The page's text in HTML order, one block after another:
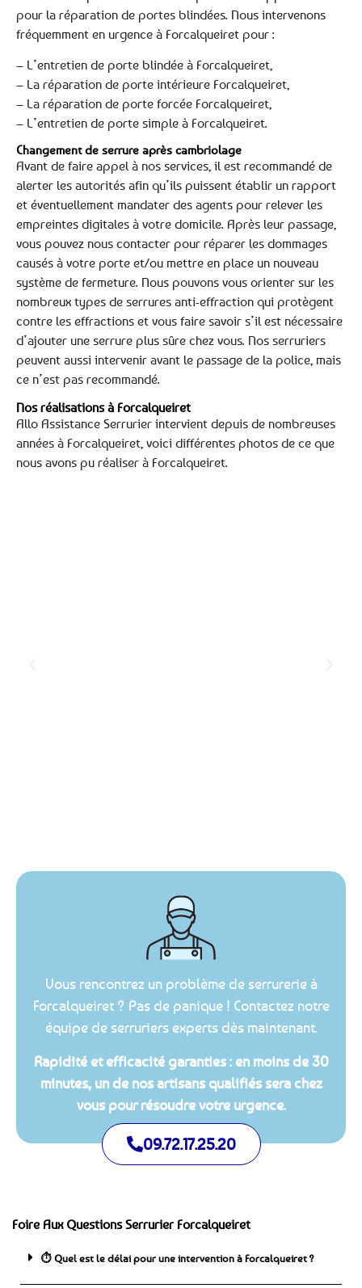
pour la réparation de portes blindées. Nous intervenons
fréquemment en urgence à Forcalqueiret pour :
– L’entretien de porte blindée à Forcalqueiret,
– La réparation de porte intérieure Forcalqueiret,
– La réparation de porte forcée Forcalqueiret,
– L’entretien de porte simple à Forcalqueiret.
Changement de serrure après cambriolage
Avant de faire appel à nos services, il est recommandé de
alerter les autorités afin qu’ils puissent établir un rapport
et éventuellement mandater des agents pour relever les
empreintes digitales à votre domicile. Après leur passage,
vous pouvez nous contacter pour réparer les dommages
causés à votre porte et/ou mettre en place un nouveau
système de fermeture. Nous pouvons vous orienter sur les
nombreux types de serrures anti-effraction qui protègent
contre les effractions et vous faire savoir s’il est nécessaire
d’ajouter une serrure plus sûre chez vous. Nos serruriers
peuvent aussi intervenir avant le passage de la police, mais
ce n’est pas recommandé.
Nos réalisations à Forcalqueiret
Allo Assistance Serrurier intervient depuis de nombreuses
années à Forcalqueiret, voici différentes photos de ce que
nous avons pu réaliser à Forcalqueiret.
Vous rencontrez un problème de serrurerie à
Forcalqueiret ? Pas de panique ! Contactez notre
équipe de serruriers experts dès maintenant.
Rapidité et efficacité garanties : en moins de 30
minutes, un de nos artisans qualifiés sera chez
vous pour résoudre votre urgence.
09.72.17.25.20
Foire Aux Questions Serrurier Forcalqueiret
⏱️ Quel est le délai pour une intervention à Forcalqueiret ?